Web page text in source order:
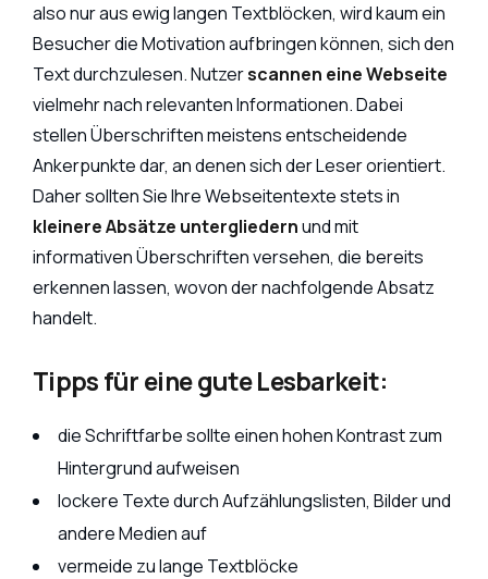
also nur aus ewig langen Textblöcken, wird kaum ein
Besucher die Motivation aufbringen können, sich den
Text durchzulesen. Nutzerscannen eine Webseite
vielmehr nach relevanten Informationen. Dabei
stellen Überschriften meistens entscheidende
Ankerpunkte dar, an denen sich der Leser orientiert.
Daher sollten Sie Ihre Webseitentexte stets in
kleinere Absätze untergliedernund mit
informativen Überschriften versehen, die bereits
erkennen lassen, wovon der nachfolgende Absatz
handelt.
Tipps für eine gute Lesbarkeit:
die Schriftfarbe sollte einen hohen Kontrast zum
Hintergrund aufweisen
lockere Texte durch Aufzählungslisten, Bilder und
andere Medien auf
vermeide zu lange Textblöcke